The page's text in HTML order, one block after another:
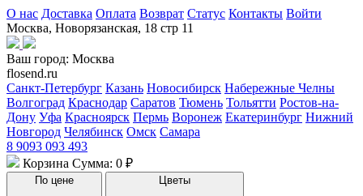
О нас Доставка Оплата Возврат Статус Контакты Войти
Москва, Новорязанская, 18 стр 11
Ваш город: Москва
flosend.ru
Санкт-Петербург Казань Новосибирск Набережные Челны
Волгоград Краснодар Саратов Тюмень Тольятти Ростов-на-
Дону Уфа Красноярск Пермь Воронеж Екатеринбург Нижний
Новгород Челябинск Омск Самара
8 9093 093 493
Корзина Сумма: 0 ₽
По цене
Цветы